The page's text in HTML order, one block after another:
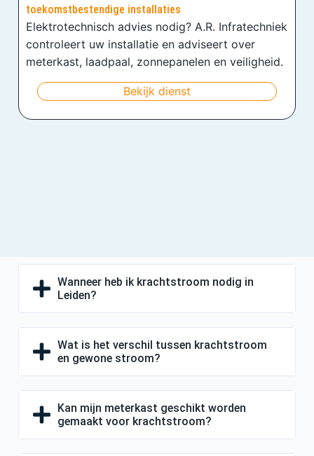
toekomstbestendige installaties
Elektrotechnisch advies nodig? A.R. Infratechniek
controleert uw installatie en adviseert over
meterkast, laadpaal, zonnepanelen en veiligheid.
Bekijk dienst
Wanneer heb ik krachtstroom nodig in
Leiden?
Wat is het verschil tussen krachtstroom
en gewone stroom?
Kan mijn meterkast geschikt worden
gemaakt voor krachtstroom?